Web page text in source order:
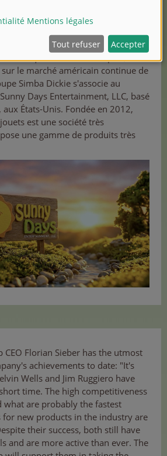
part, une nouvelle filiale est en
Amérique latine. D'autre part, la
le marché américain continue de
Simba Dickie s'associe au
Days Entertainment, LLC, basé
aux États-Unis. Fondée en 2012,
est une société très
une gamme de produits très
CEO Florian Sieber has the utmost
achievements to date: "It's
Wells and Jim Ruggiero have
time. The high competitiveness
what are probably the fastest
new products in the industry are
their success, both still have
and are more active than ever. The